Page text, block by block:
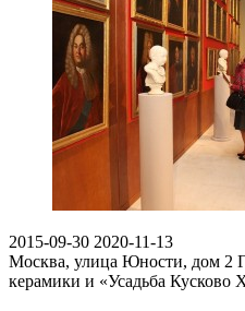
2015-09-30 2020-11-13
Москва, улица Юности, дом 2
керамики и «Усадьба Кусково